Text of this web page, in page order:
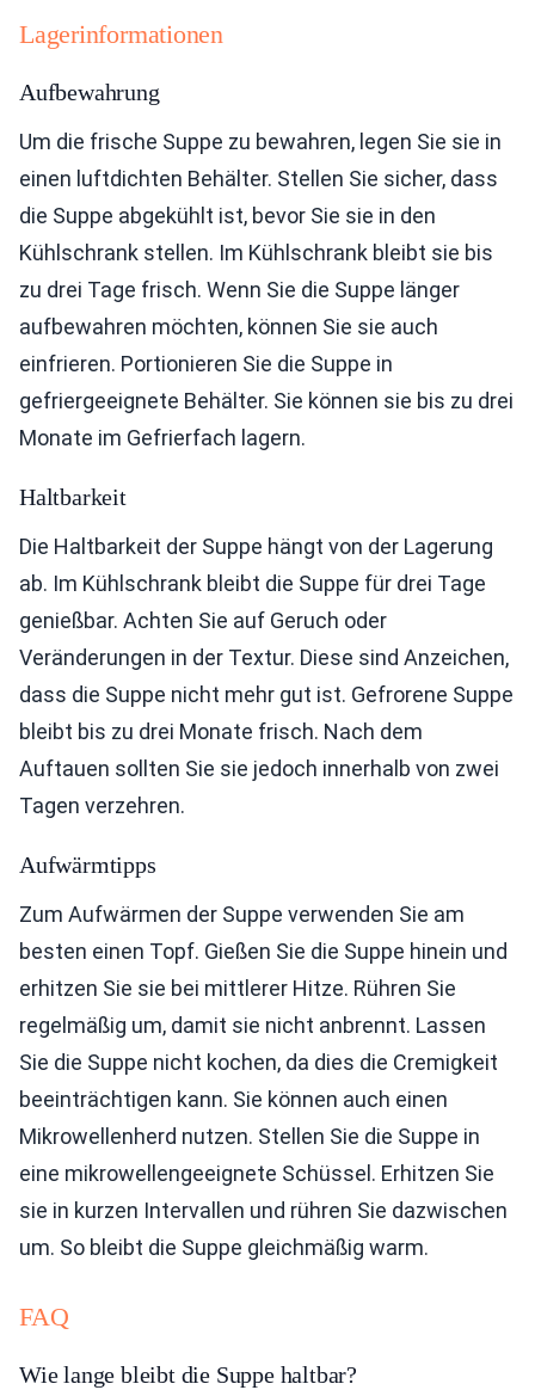
Lagerinformationen
Aufbewahrung
Um die frische Suppe zu bewahren, legen Sie sie in
einen luftdichten Behälter. Stellen Sie sicher, dass
die Suppe abgekühlt ist, bevor Sie sie in den
Kühlschrank stellen. Im Kühlschrank bleibt sie bis
zu drei Tage frisch. Wenn Sie die Suppe länger
aufbewahren möchten, können Sie sie auch
einfrieren. Portionieren Sie die Suppe in
gefriergeeignete Behälter. Sie können sie bis zu drei
Monate im Gefrierfach lagern.
Haltbarkeit
Die Haltbarkeit der Suppe hängt von der Lagerung
ab. Im Kühlschrank bleibt die Suppe für drei Tage
genießbar. Achten Sie auf Geruch oder
Veränderungen in der Textur. Diese sind Anzeichen,
dass die Suppe nicht mehr gut ist. Gefrorene Suppe
bleibt bis zu drei Monate frisch. Nach dem
Auftauen sollten Sie sie jedoch innerhalb von zwei
Tagen verzehren.
Aufwärmtipps
Zum Aufwärmen der Suppe verwenden Sie am
besten einen Topf. Gießen Sie die Suppe hinein und
erhitzen Sie sie bei mittlerer Hitze. Rühren Sie
regelmäßig um, damit sie nicht anbrennt. Lassen
Sie die Suppe nicht kochen, da dies die Cremigkeit
beeinträchtigen kann. Sie können auch einen
Mikrowellenherd nutzen. Stellen Sie die Suppe in
eine mikrowellengeeignete Schüssel. Erhitzen Sie
sie in kurzen Intervallen und rühren Sie dazwischen
um. So bleibt die Suppe gleichmäßig warm.
FAQ
Wie lange bleibt die Suppe haltbar?